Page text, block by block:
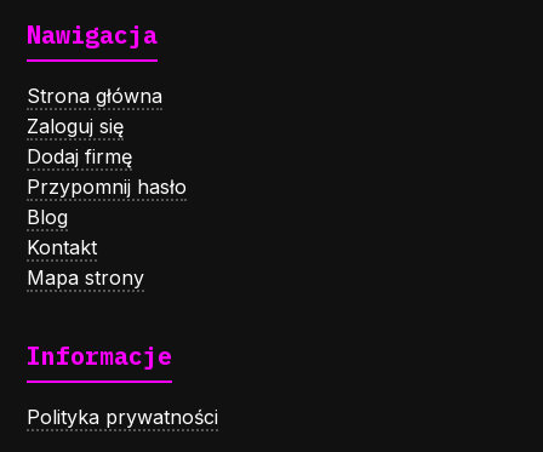
Nawigacja
Strona główna
Zaloguj się
Dodaj firmę
Przypomnij hasło
Blog
Kontakt
Mapa strony
Informacje
Polityka prywatności